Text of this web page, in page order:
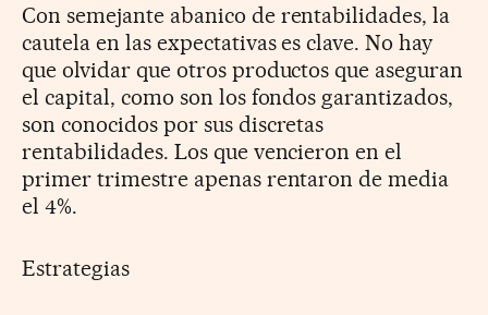
Con semejante abanico de rentabilidades, la
cautela en las expectativas es clave. No hay
que olvidar que otros productos que aseguran
el capital, como son los fondos garantizados,
son conocidos por sus discretas
rentabilidades. Los que vencieron en el
primer trimestre apenas rentaron de media
el 4%.
Estrategias